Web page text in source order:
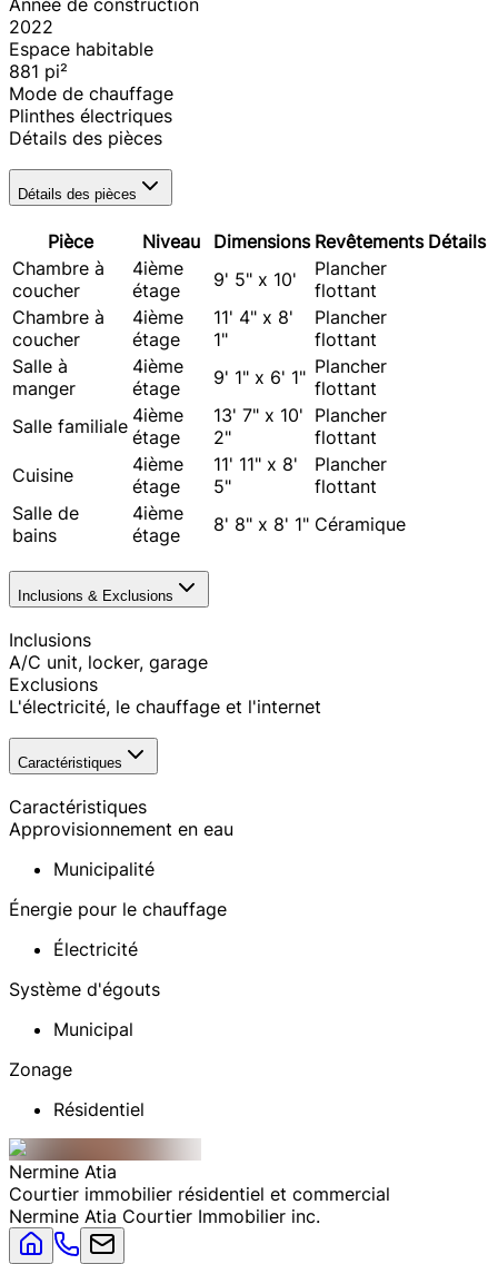
2022
Espace habitable
881 pi²
Mode de chauffage
Plinthes électriques
Détails des pièces
Détails des pièces
Pièce Niveau Dimensions Revêtements Détails
Chambre à
coucher
4ième
étage
9' 5" x 10'
Plancher
flottant
Chambre à
coucher
4ième
étage
11' 4" x 8'
1"
Plancher
flottant
Salle à
manger
4ième
étage
9' 1" x 6' 1" Plancher
flottant
Salle familiale 4ième
étage
13' 7" x 10'
2"
Plancher
flottant
Cuisine
4ième
étage
11' 11" x 8'
5"
Plancher
flottant
Salle de
bains
4ième
étage
8' 8" x 8' 1" Céramique
Inclusions & Exclusions
Inclusions
A/C unit, locker, garage
Exclusions
L'électricité, le chauffage et l'internet
Caractéristiques
Caractéristiques
Approvisionnement en eau
Municipalité
Énergie pour le chauffage
Électricité
Système d'égouts
Municipal
Zonage
Résidentiel
Nermine Atia
Courtier immobilier résidentiel et commercial
Nermine Atia Courtier Immobilier inc.